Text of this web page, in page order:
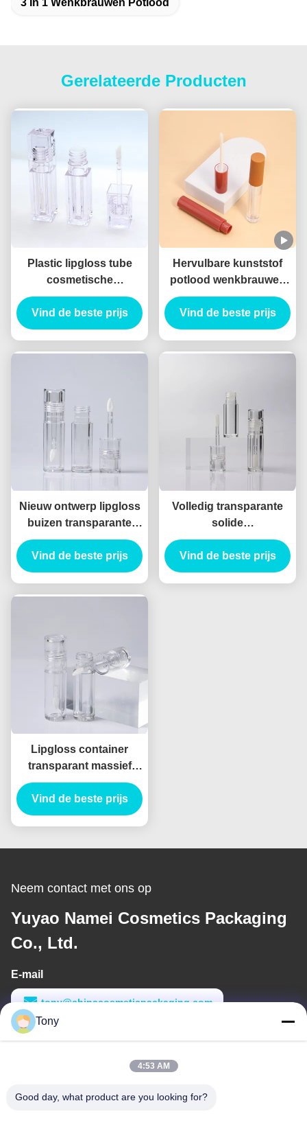
3 In 1 Wenkbrauwen Potlood
Gerelateerde Producten
Plastic lipgloss tube
cosmetische
verpakkingscontainer
lege lipgloss tube met
staven
Vind de beste prijs
Hervulbare kunststof
potlood wenkbrauwen
make-up
gereedschappen
Vind de beste prijs
Nieuw ontwerp lipgloss
buizen transparante
cosmetische container
schattig lipgloss
pakketten lipgloss
Vind de beste prijs
Volledig transparante
solide
lippenglazuurbuis lege
lippenglazuurcontainer
cilinder lege
Vind de beste prijs
Lipgloss container
transparant massief
leeg lipgloss container
cilinder lipgloss buizen
groothandel
Vind de beste prijs
Neem contact met ons op
Yuyao Namei Cosmetics Packaging
Co., Ltd.
E-mail
tony@chinacosmeticpackaging.com
Werktijd
Tony
4:53 AM
Good day, what product are you looking for?